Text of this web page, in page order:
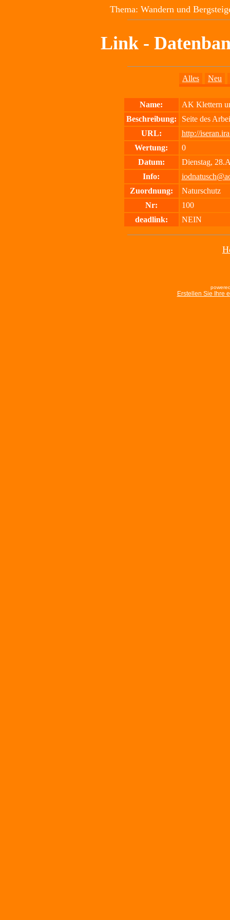
Thema: Wandern und
Link -
Alles Neu
Name:
AK Klettern
Beschreibung:
Seite des
URL:
http://
Wertung:
0
Datum:
Dienstag,
Info:
Zuordnung:
Naturschutz
Nr:
100
deadlink:
NEIN
Erstellen Sie Ihre